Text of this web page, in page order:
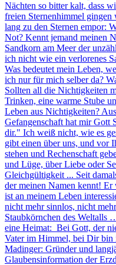
Nächten so bitter kalt, dass
freien Sternenhimmel
lang zu den Sternen empor:
Not? Kennt jemand meinen
Sandkorn am Meer der
ich nicht wie ein verlorenes
Was bedeutet mein Leben,
ich nur für mich selber da?
Sollten all die Nichtigkeiten
Trinken, eine warme Stube
Leben aus Nichtigkeiten?
Gefangenschaft hat mir Gott
dir." Ich weiß nicht, wie es
gibt einen über uns, und vor
stehen und Rechenschaft
und Lüge, über Liebe oder
Gleichgültigkeit ... Seit
der meinen Namen kennt!
ist an meinem Leben
nicht mehr sinnlos, nicht
Staubkörnchen des Weltalls
eine Heimat: Bei Gott, der
Vater im Himmel, bei Dir
Madinger: Gründer und
Glaubensinformation der